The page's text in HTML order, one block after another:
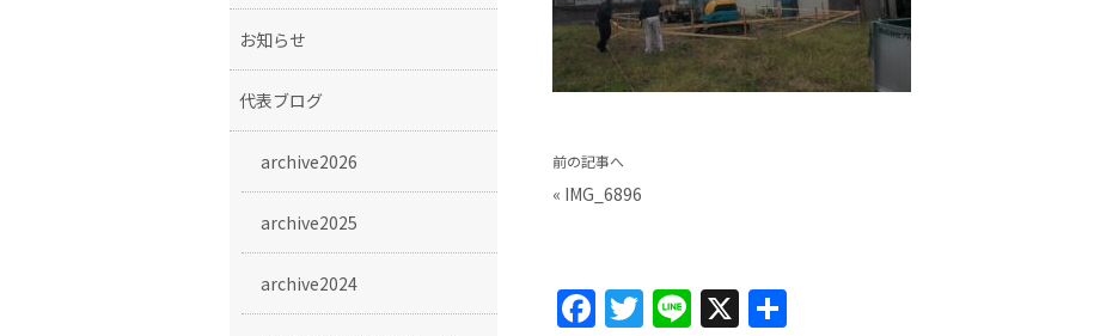
前の記事へ
« IMG_6896
F T Li X
お知らせ
代表ブログ
archive2026
archive2025
archive2024